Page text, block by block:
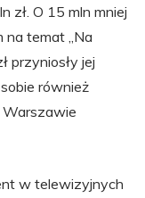
zł. O 15 mln mniej
na temat „Na
przyniosły jej
sobie również
Warszawie
w telewizyjnych